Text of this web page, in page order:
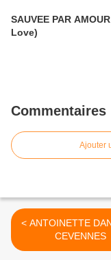
SAUVEE PAR
Love)
Commentaires
Ajouter
< ANTOINETTE DANS LES
CEVENNES